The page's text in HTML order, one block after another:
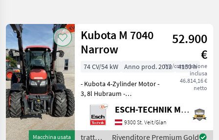
ricerca
Categoria 4 Paese
PERCORSO
ATTUALE
Settore
agricolo
Trattori
Reimposta
Mostra
7
risultati
Macchina usata
Kubota M 7040
Narrow
52.900
€
IVA/commissione
inclusa
46.814,16 €
netto
74 CV/54 kW Anno prod. 2012
4150 h
- Kubota 4-Zylinder Motor -
3, 8l Hubraum -
Zwillingsbereifung hinten
und vorne - Powershuttle -
Hydrac Frontlader mit
Euro-Aufnahme - Faster
ESCH-TECHNIK Maschinenhandels GmbH, St. Veit/G.
9300 St. Veit/Glan
trattori
Rivenditore Premium Gold